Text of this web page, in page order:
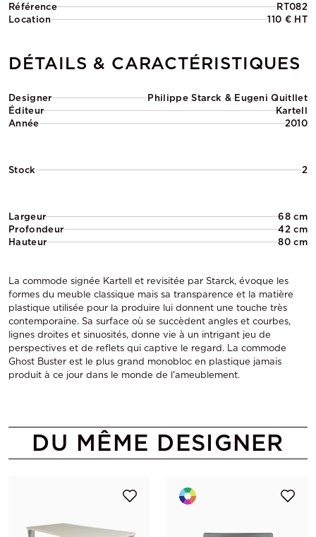
Référence
RT082
Location
110 € HT
DÉTAILS & CARACTÉRISTIQUES
Designer
Philippe Starck & Eugeni Quitllet
Éditeur
Kartell
Année
2010
Stock 2
Largeur
68 cm
Profondeur
42 cm
Hauteur
80 cm
La commode signée Kartell et revisitée par Starck, évoque les
formes du meuble classique mais sa transparence et la matière
plastique utilisée pour la produire lui donnent une touche très
contemporaine. Sa surface où se succèdent angles et courbes,
lignes droites et sinuosités, donne vie à un intrigant jeu de
perspectives et de reflets qui captive le regard. La commode
Ghost Buster est le plus grand monobloc en plastique jamais
produit à ce jour dans le monde de l'ameublement.
DU MÊME DESIGNER